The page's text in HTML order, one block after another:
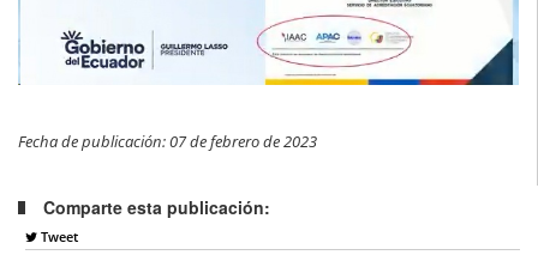
Fecha de publicación: 07 de febrero de 2023
Comparte esta publicación:
Tweet